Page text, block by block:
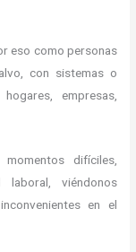
eso como personas
con sistemas o
empresas,
difíciles,
laboral, viéndonos
en el